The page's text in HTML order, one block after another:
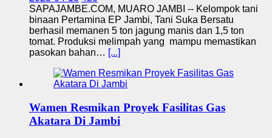
SAPAJAMBE.COM, MUARO JAMBI -- Kelompok tani
binaan Pertamina EP Jambi, Tani Suka Bersatu
berhasil memanen 5 ton jagung manis dan 1,5 ton
tomat. Produksi melimpah yang mampu memastikan
pasokan bahan… [...]
Wamen Resmikan Proyek Fasilitas Gas
Akatara Di Jambi